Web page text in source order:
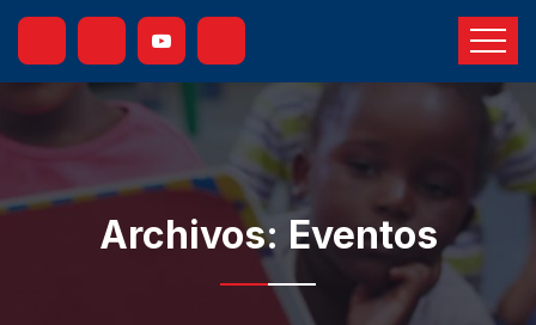
Archivos: Eventos